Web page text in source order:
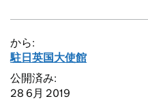
から:
駐日英国大使館
公開済み:
28 6月 2019